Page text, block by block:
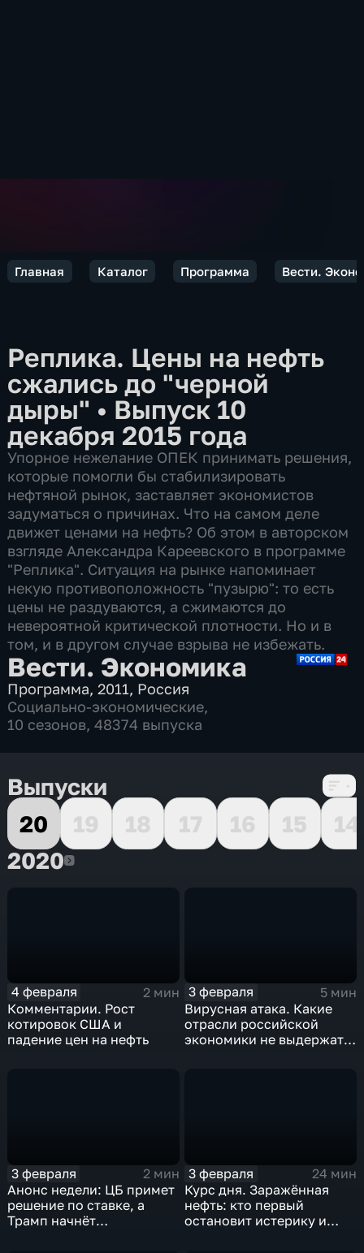
Главная Каталог Программа Вести.
Реплика. Цены на нефть
сжались до "черной
дыры" • Выпуск 10
декабря 2015 года
Упорное нежелание ОПЕК принимать решения,
которые помогли бы стабилизировать
нефтяной рынок, заставляет экономистов
задуматься о причинах. Что на самом деле
движет ценами на нефть? Об этом в авторском
взгляде Александра Кареевского в программе
"Реплика". Ситуация на рынке напоминает
некую противоположность "пузырю": то есть
цены не раздуваются, а сжимаются до
невероятной критической плотности. Но и в
том, и в другом случае взрыва не избежать.
Вести. Экономика
Программа,2011, Россия
Социально-экономические,
10 сезонов, 48374 выпуска
Выпуски
20
19 18 17 16 15
14
20202020
4 февраля
2 мин
Комментарии. Рост
котировок США и
падение цен на нефть
3 февраля
5 мин
Вирусная атака. Какие
отрасли российской
экономики не выдержат
3 февраля
2 мин
Анонс недели: ЦБ примет
решение по ставке, а
Трамп начнёт
3 февраля
24 мин
Курс дня. Заражённая
нефть: кто первый
остановит истерику и